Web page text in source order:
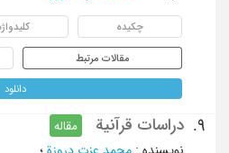
چکیده
مقالات مرتبط
دانلود
9. دراسات قرآنیة
مقاله
نویسنده : محمد عزت دروزة ؛